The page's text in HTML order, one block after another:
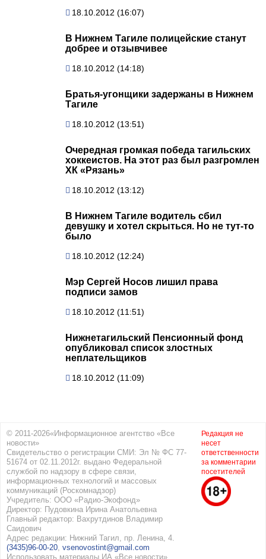
18.10.2012 (16:07)
В Нижнем Тагиле полицейские станут
добрее и отзывчивее
18.10.2012 (14:18)
Братья-угонщики задержаны в Нижнем
Тагиле
18.10.2012 (13:51)
Очередная громкая победа тагильских
хоккеистов. На этот раз был разгромлен
ХК «Рязань»
18.10.2012 (13:12)
В Нижнем Тагиле водитель сбил
девушку и хотел скрыться. Но не тут-то
было
18.10.2012 (12:24)
Мэр Сергей Носов лишил права
подписи замов
18.10.2012 (11:51)
Нижнетагильский Пенсионный фонд
опубликовал список злостных
неплательщиков
18.10.2012 (11:09)
© 2011-2026«Информационное агентство «Все
новости»
Свидетельство о регистрации СМИ: Эл № ФС 77-
51674 от 02.11.2012г. выдано Федеральной
службой по надзору в сфере связи,
информационных технологий и массовых
коммуникаций (Роскомнадзор)
Учредитель: ООО «Радио-Экофонд»
Директор: Пудовкина Ирина Анатольевна
Главный редактор: Вахрутдинов Владимир
Саидович
Адрес редакции: Нижний Тагил, пр. Ленина, 4.
(3435)96-00-20 vsenovostint@gmail.com
Использовать материалы ИА «Все новости»
Редакция не
несет
ответственности
за комментарии
посетителей